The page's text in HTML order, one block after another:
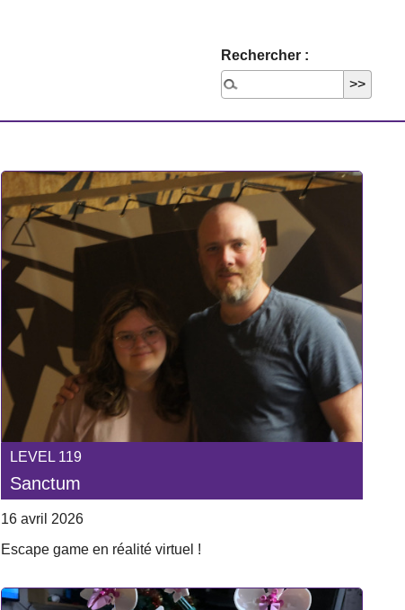
Rechercher :
LEVEL 119
Sanctum
16 avril 2026
Escape game en réalité virtuel !